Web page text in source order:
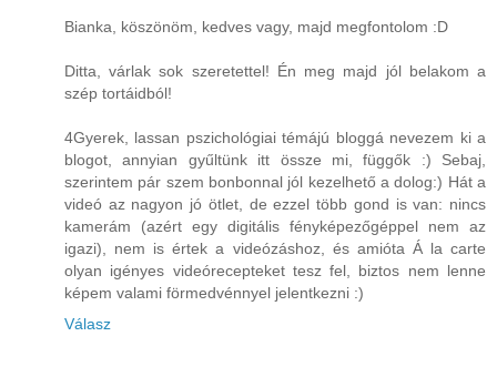
Bianka, köszönöm, kedves vagy, majd megfontolom :D
Ditta, várlak sok szeretettel! Én meg majd jól belakom a
szép tortáidból!
4Gyerek, lassan pszichológiai témájú bloggá nevezem ki a
blogot, annyian gyűltünk itt össze mi, függők :) Sebaj,
szerintem pár szem bonbonnal jól kezelhető a dolog:) Hát a
videó az nagyon jó ötlet, de ezzel több gond is van: nincs
kamerám (azért egy digitális fényképezőgéppel nem az
igazi), nem is értek a videózáshoz, és amióta Á la carte
olyan igényes videórecepteket tesz fel, biztos nem lenne
képem valami förmedvénnyel jelentkezni :)
Válasz